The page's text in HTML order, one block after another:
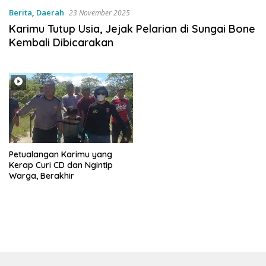
Berita, Daerah 23 November 2025
Karimu Tutup Usia, Jejak Pelarian di Sungai Bone
Kembali Dibicarakan
Petualangan Karimu yang
Kerap Curi CD dan Ngintip
Warga, Berakhir